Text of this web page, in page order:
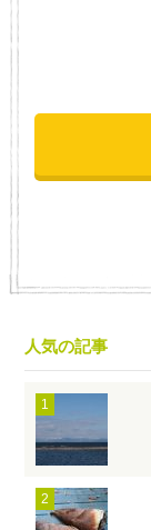
人気の記事
1
2